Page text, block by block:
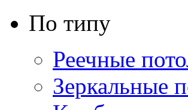
По типу
Реечные
Зеркальные